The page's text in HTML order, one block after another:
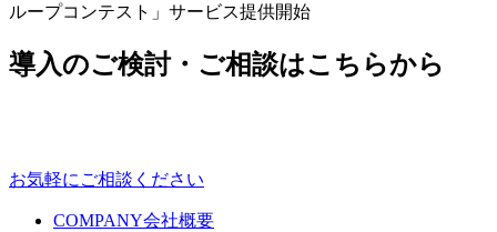
ループコンテスト」サービス提供開始
導入のご検討・ご相談はこちらから
お気軽にご相談ください
COMPANY会社概要